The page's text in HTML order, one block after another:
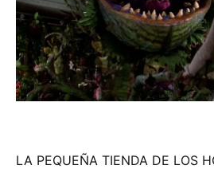
LA PEQUEÑA TIENDA DE LOS